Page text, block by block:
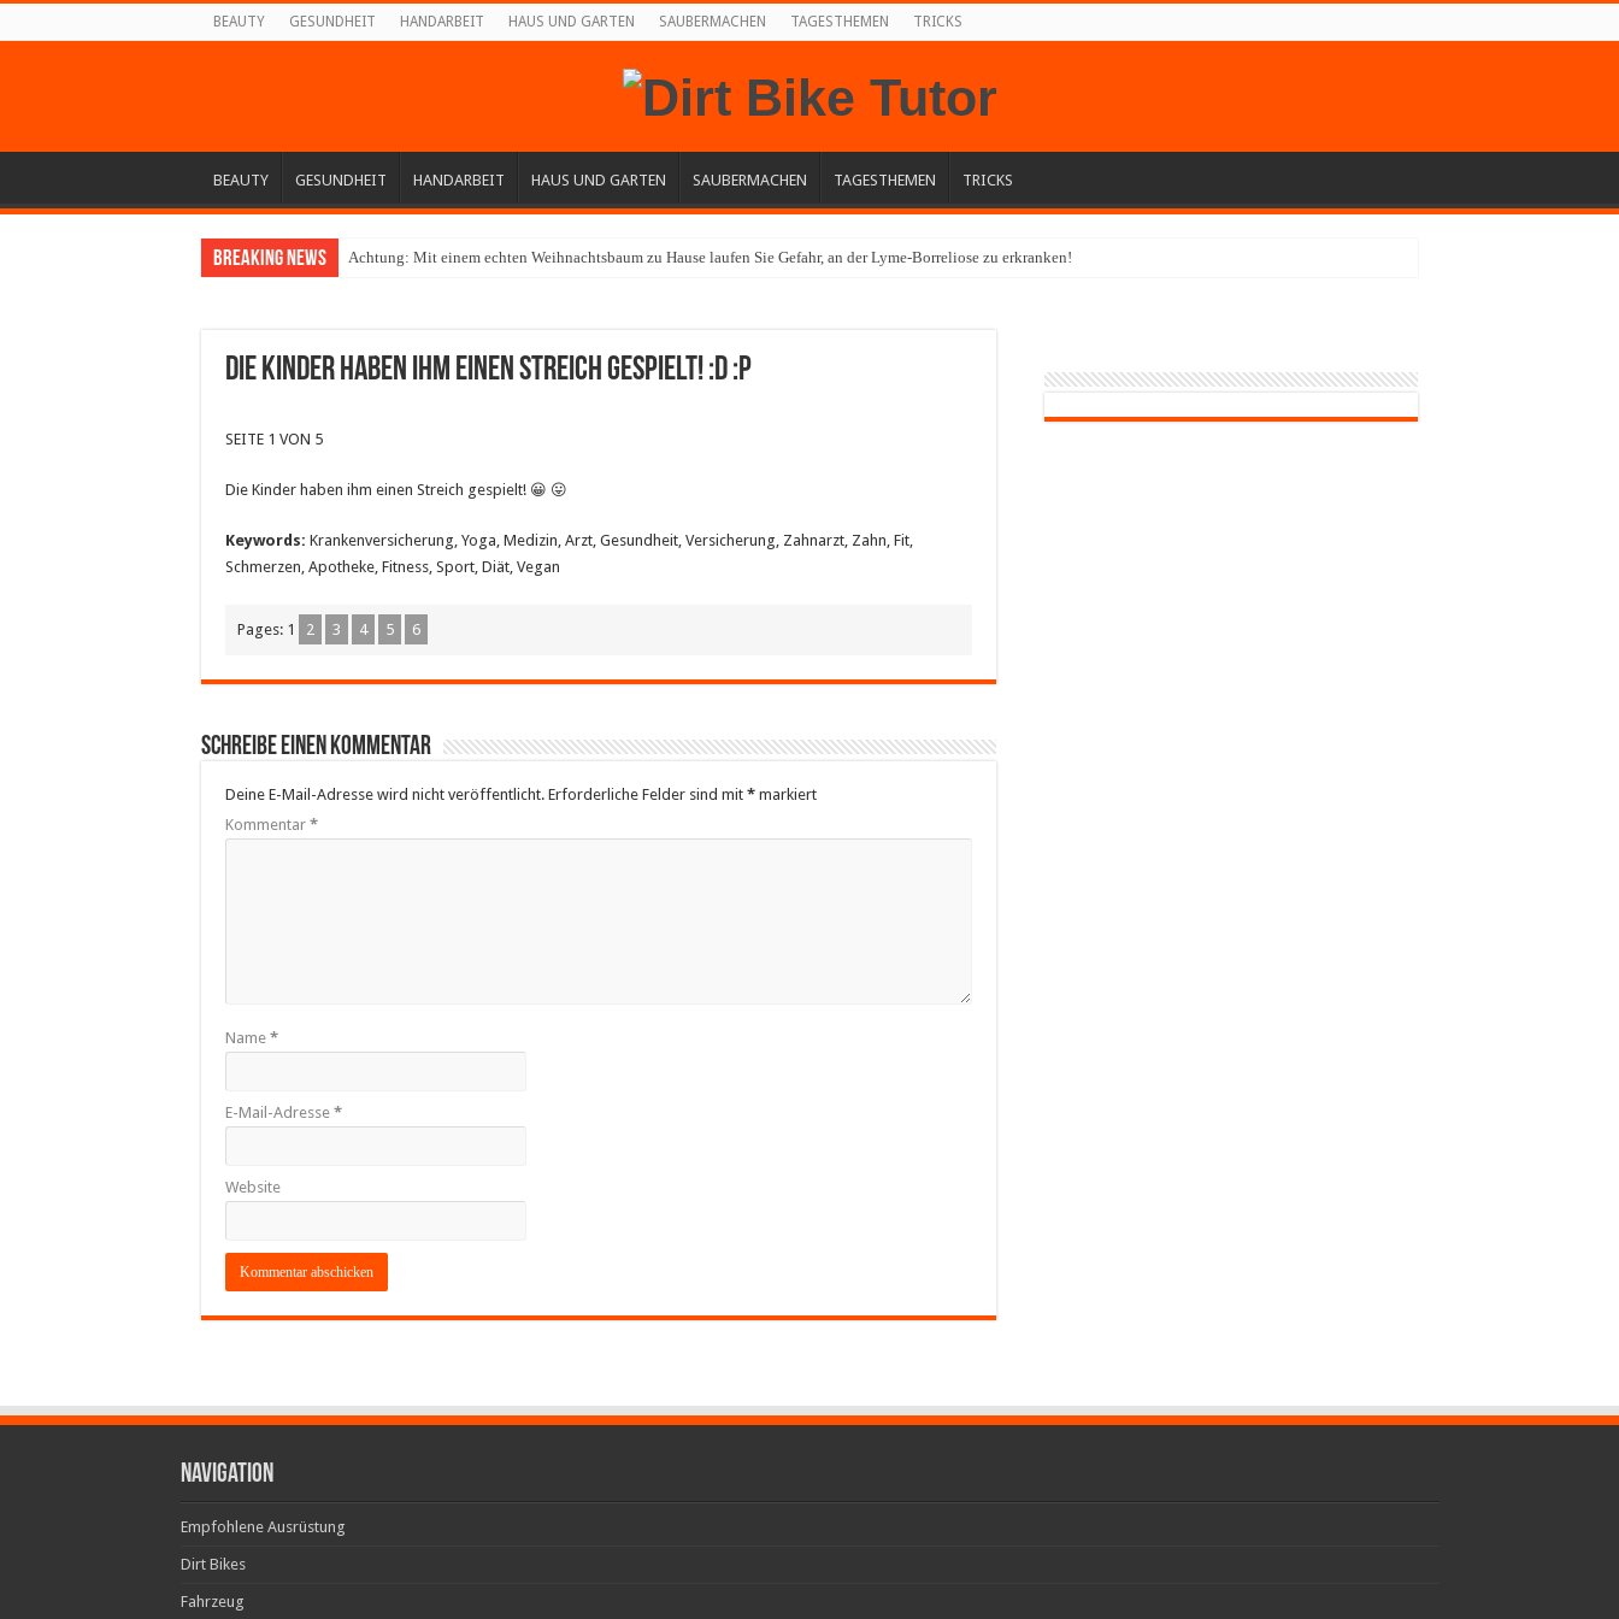
BEAUTY GESUNDHEIT HANDARBEIT HAUS UND GARTEN SAUBERMACHEN TAGESTHEMEN TRICKS
BEAUTY GESUNDHEIT HANDARBEIT HAUS UND GARTEN SAUBERMACHEN TAGESTHEMEN TRICKS
Breaking News Achtung: Mit einem echten Weihnachtsbaum zu Hause laufen Sie Gefahr, an der Lyme-Borreliose zu erkranken!
Die Kinder haben ihm einen Streich gespielt! :D :P
SEITE 1 VON 5
Die Kinder haben ihm einen Streich gespielt! 😀 😛
Keywords: Krankenversicherung, Yoga, Medizin, Arzt, Gesundheit, Versicherung, Zahnarzt, Zahn, Fit,
Schmerzen, Apotheke, Fitness, Sport, Diät, Vegan
Pages: 1 2 3 4 5 6
Schreibe einen Kommentar
Deine E-Mail-Adresse wird nicht veröffentlicht. Erforderliche Felder sind mit * markiert
Kommentar *
Name *
E-Mail-Adresse *
Website
Navigation
Empfohlene Ausrüstung
Dirt Bikes
Fahrzeug